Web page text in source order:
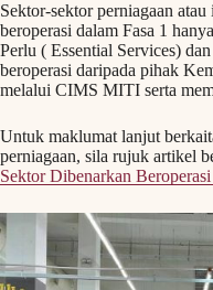
Sektor-sektor perniagaan
beroperasi dalam Fasa 1
Perlu ( Essential Services)
beroperasi daripada pihak
melalui CIMS MITI serta
Untuk maklumat lanjut
perniagaan, sila rujuk artikel
Sektor Dibenarkan